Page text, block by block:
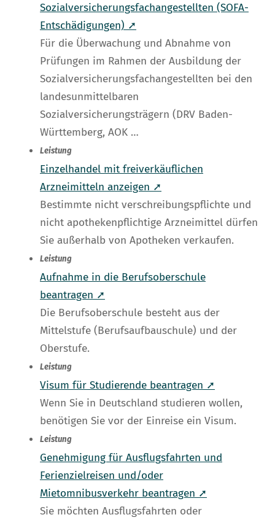
Sozialversicherungsfachangestellten (SOFA-
Entschädigungen) ➚
Für die Überwachung und Abnahme von
Prüfungen im Rahmen der Ausbildung der
Sozialversicherungsfachangestellten bei den
landesunmittelbaren
Sozialversicherungsträgern (DRV Baden-
Württemberg, AOK …
Leistung
Einzelhandel mit freiverkäuflichen
Arzneimitteln anzeigen ➚
Bestimmte nicht verschreibungspflichte und
nicht apothekenpflichtige Arzneimittel dürfen
Sie außerhalb von Apotheken verkaufen.
Leistung
Aufnahme in die Berufsoberschule
beantragen ➚
Die Berufsoberschule besteht aus der
Mittelstufe (Berufsaufbauschule) und der
Oberstufe.
Leistung
Visum für Studierende beantragen ➚
Wenn Sie in Deutschland studieren wollen,
benötigen Sie vor der Einreise ein Visum.
Leistung
Genehmigung für Ausflugsfahrten und
Ferienzielreisen und/oder
Mietomnibusverkehr beantragen ➚
Sie möchten Ausflugsfahrten oder